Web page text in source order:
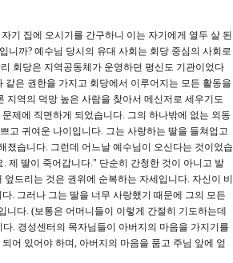
기 집에 오시기를 간구하니 이는 자기에게 열두 살 된
니까? 예수님 당시의 유대 사회는 회당 중심의 사회로
회당은 지역공동체가 운영하던 평신도 기관이었다
은 권한을 가지고 회당에서 이루어지는 모든 활동을
지역의 덕망 높은 사람을 찾아서 메신저로 세우기도
제에 직면하게 되었습니다. 그의 하나밖에 없는 외동
고 귀여운 나이입니다. 그는 사랑하는 딸을 들쳐업고
졌습니다. 그런데 어느날 예수님이 오신다는 것이었습
제 딸이 죽어갑니다." 단순히 간청한 것이 아니고 발
드리는 것은 권위에 순복하는 자세입니다. 자신이 비
. 그러나 그는 딸을 너무 사랑했기 때문에 그의 모든
다. (보통은 어머니들이 이렇게 간절히 기도하는데
. 경성센터의 목자님들이 아버지의 마음을 가지기를
어 있어야 하며, 아버지의 마음을 품고 주님 앞에 엎